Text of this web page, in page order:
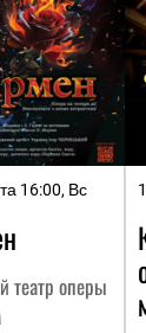
16:00, Вс
театр оперы